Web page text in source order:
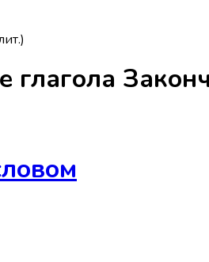
глагола